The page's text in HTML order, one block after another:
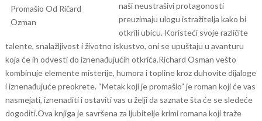
naši neustrašivi protagonosti
preuzimaju ulogu istražitelja kako bi
otkrili ubicu. Koristeći svoje različite
talente, snalažljivost i životno iskustvo, oni se upuštaju u avanturu
koja će ih odvesti do iznenađujućih otkrića.Richard Osman vešto
kombinuje elemente misterije, humora i topline kroz duhovite dijaloge
i iznenađujuće preokrete. “Metak koji je promašio” je roman koji će vas
nasmejati, iznenaditi i ostaviti vas u želji da saznate šta će se sledeće
dogoditi.Ova knjiga je savršena za ljubitelje krimi romana koji traže